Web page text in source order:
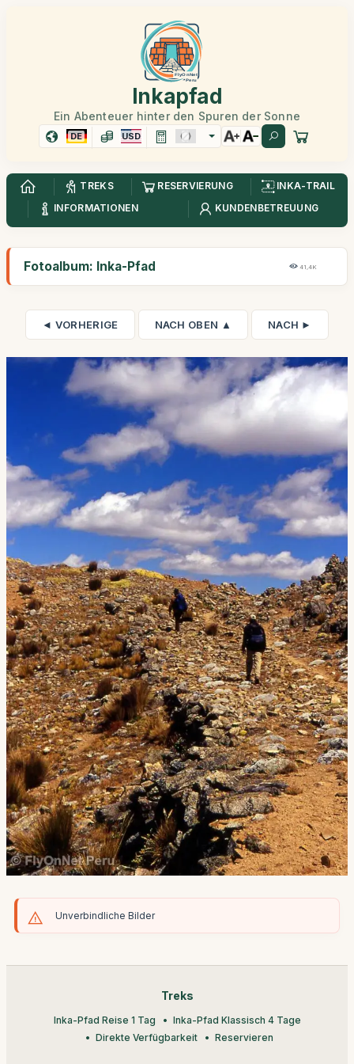
Inkapfad
Ein Abenteuer hinter den Spuren der Sonne
DE USD
TREKS RESERVIERUNG
INKA-TRAIL
INFORMATIONEN
KUNDENBETREUUNG
Fotoalbum: Inka-Pfad 41,4K
◄ VORHERIGE NACH OBEN ▲ NACH ►
Unverbindliche Bilder
Treks
Inka-Pfad Reise 1 Tag
Inka-Pfad Klassisch 4 Tage
Direkte Verfügbarkeit
Reservieren